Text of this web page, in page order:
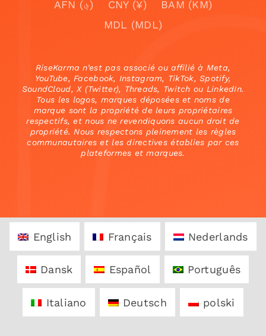
AFN (؋)
CNY (¥)
BAM (KM)
MDL (MDL)
RiseKarma n’est pas associé ou affilié à Meta,
YouTube, Facebook, Instagram, TikTok, Spotify,
SoundCloud, X (Twitter), Threads, Twitch ou LinkedIn.
Tous les logos, marques déposées et noms de
marque sont la propriété de leurs propriétaires
respectifs, et nous ne revendiquons aucun droit de
propriété. Nous respectons pleinement les règles
communautaires et les directives établies par ces
plateformes et marques.
English Français Nederlands
Dansk Español Português
Italiano Deutsch polski